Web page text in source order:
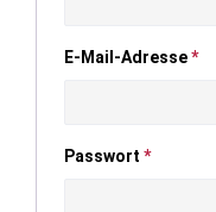
E-Mail-Adresse*
Passwort *